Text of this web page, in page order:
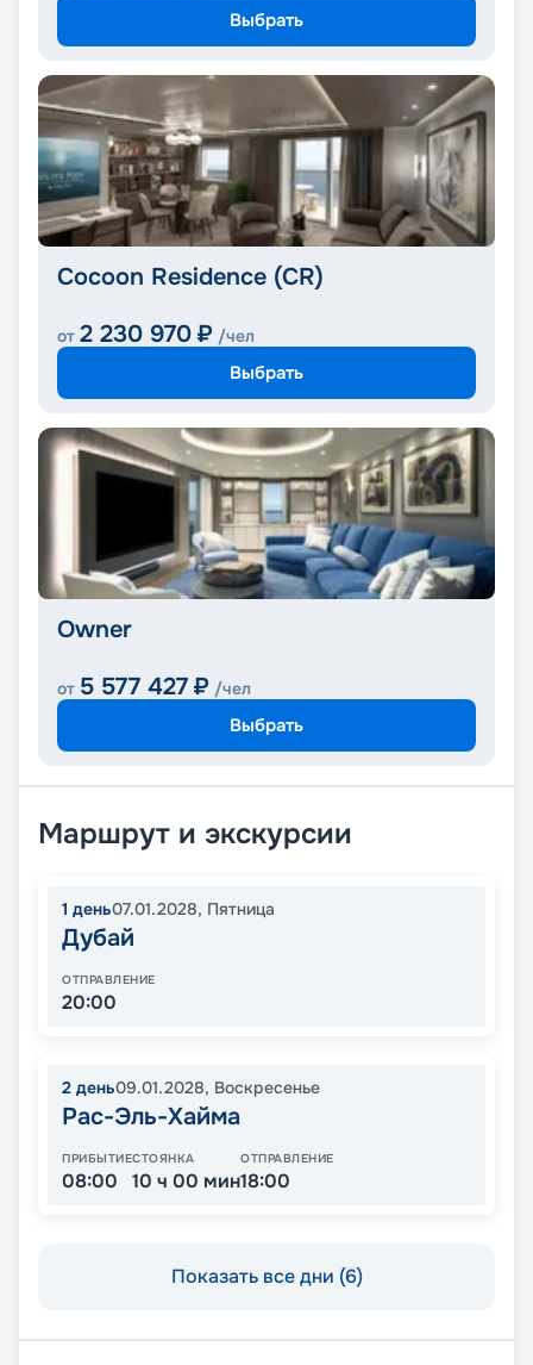
Выбрать
Cocoon Residence (CR)
от 2 230 970 ₽ /чел
Выбрать
Owner
от 5 577 427 ₽ /чел
Выбрать
Маршрут и экскурсии
1 день07.01.2028, Пятница
Дубай
ОТПРАВЛЕНИЕ
20:00
2 день09.01.2028, Воскресенье
Рас-Эль-Хайма
ПРИБЫТИЕ
08:00
СТОЯНКА
10 ч 00 мин
ОТПРАВЛЕНИЕ
18:00
Показать все дни (6)